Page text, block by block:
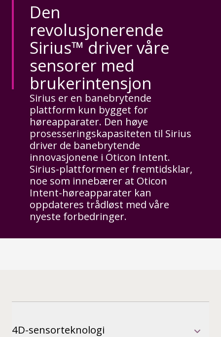
Den
revolusjonerende
Sirius™ driver våre
sensorer med
brukerintensjon
Sirius er en banebrytende
plattform kun bygget for
høreapparater. Den høye
prosesseringskapasiteten til Sirius
driver de banebrytende
innovasjonene i Oticon Intent.
Sirius-plattformen er fremtidsklar,
noe som innebærer at Oticon
Intent-høreapparater kan
oppdateres trådløst med våre
nyeste forbedringer.
4D-sensorteknologi